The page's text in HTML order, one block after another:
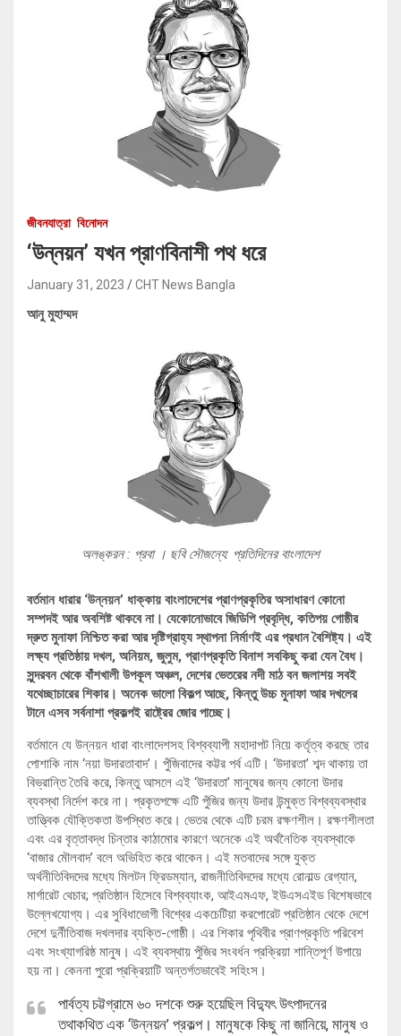
জীবনযাত্রা বিনোদন
‘উন্নয়ন’ যখন প্রাণবিনাশী পথ ধরে
January 31, 2023 CHT News Bangla
আনু মুহাম্মদ
অলঙ্করন : প্রবা । ছবি সৌজন্যে: প্রতিদিনের বাংলাদেশ
বর্তমান ধারার ‘উন্নয়ন’ ধাক্কায় বাংলাদেশের প্রাণপ্রকৃতির অসাধারণ কোনো
সম্পদই আর অবশিষ্ট থাকবে না। যেকোনোভাবে জিডিপি প্রবৃদ্ধি, কতিপয় গোষ্ঠীর
দ্রুত মুনাফা নিশ্চিত করা আর দৃষ্টিগ্রাহ্য স্থাপনা নির্মাণই এর প্রধান বৈশিষ্ট্য। এই
লক্ষ্য প্রতিষ্ঠায় দখল, অনিয়ম, জুলুম, প্রাণপ্রকৃতি বিনাশ সবকিছু করা যেন বৈধ।
সুন্দরবন থেকে বাঁশখালী উপকূল অঞ্চল, দেশের ভেতরের নদী মাঠ বন জলাশয় সবই
যথেচ্ছাচারের শিকার। অনেক ভালো বিকল্প আছে, কিন্তু উচ্চ মুনাফা আর দখলের
টানে এসব সর্বনাশা প্রকল্পই রাষ্ট্রের জোর পাচ্ছে।
বর্তমানে যে উন্নয়ন ধারা বাংলাদেশসহ বিশ্বব্যাপী মহাদাপট নিয়ে কর্তৃত্ব করছে তার
পোশাকি নাম ‘নয়া উদারতাবাদ’। পুঁজিবাদের কট্টর পর্ব এটি। ‘উদারতা’ শব্দ থাকায় তা
বিভ্রান্তি তৈরি করে, কিন্তু আসলে এই ‘উদারতা’ মানুষের জন্য কোনো উদার
ব্যবস্থা নির্দেশ করে না। প্রকৃতপক্ষে এটি পুঁজির জন্য উদার উন্মুক্ত বিশ্বব্যবস্থার
তাত্ত্বিক যৌক্তিকতা উপস্থিত করে। ভেতর থেকে এটি চরম রক্ষণশীল। রক্ষণশীলতা
এবং এর বৃত্তাবদ্ধ চিন্তার কাঠামোর কারণে অনেকে এই অর্থনৈতিক ব্যবস্থাকে
‘বাজার মৌলবাদ’ বলে অভিহিত করে থাকেন। এই মতবাদের সঙ্গে যুক্ত
অর্থনীতিবিদদের মধ্যে মিলটন ফ্রিডম্যান, রাজনীতিবিদদের মধ্যে রোনাল্ড রেগ্যান,
মার্গারেট থেচার; প্রতিষ্ঠান হিসেবে বিশ্বব্যাংক, আইএমএফ, ইউএসএইড বিশেষভাবে
উল্লেখযোগ্য। এর সুবিধাভোগী বিশ্বের একচেটিয়া করপোরেট প্রতিষ্ঠান থেকে দেশে
দেশে দুর্নীতিবাজ দখলদার ব্যক্তি-গোষ্ঠী। এর শিকার পৃথিবীর প্রাণপ্রকৃতি পরিবেশ
এবং সংখ্যাগরিষ্ঠ মানুষ। এই ব্যবস্থায় পুঁজির সংবর্ধন প্রক্রিয়া শান্তিপূর্ণ উপায়ে
হয় না। কেননা পুরো প্রক্রিয়াটি অন্তর্গতভাবেই সহিংস।
পার্বত্য চট্টগ্রামে ৬০ দশকে শুরু হয়েছিল বিদ্যুৎ উৎপাদনের
তথাকথিত এক ‘উন্নয়ন’ প্রকল্প। মানুষকে কিছু না জানিয়ে, মানুষ ও